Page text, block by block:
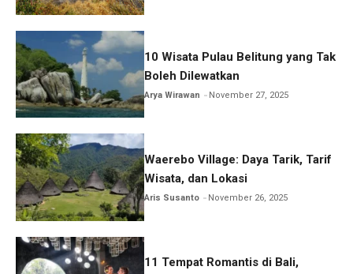
10 Wisata Pulau Belitung yang Tak
Boleh Dilewatkan
Arya Wirawan November 27, 2025
Waerebo Village: Daya Tarik, Tarif
Wisata, dan Lokasi
Aris Susanto November 26, 2025
11 Tempat Romantis di Bali,